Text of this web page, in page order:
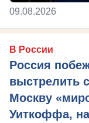
09.08.2026
В России
Россия
выстрелить
Москву
Уиткоффа,